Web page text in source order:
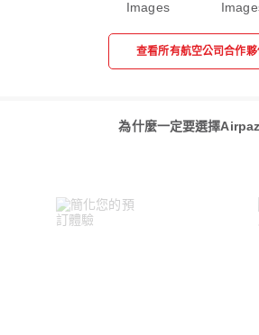
查看所有航空公司合作夥
為什麼一定要選擇